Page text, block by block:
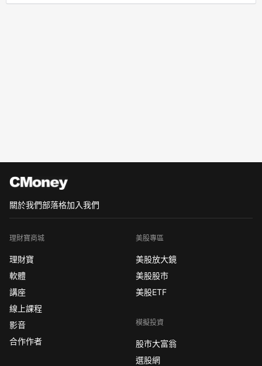
關於我們部落格加入我們
理財寶商城
理財寶
軟體
講座
線上課程
影音
合作作者
美股專區
美股放大鏡
美股股市
美股ETF
模擬投資
股市大富翁
選股網